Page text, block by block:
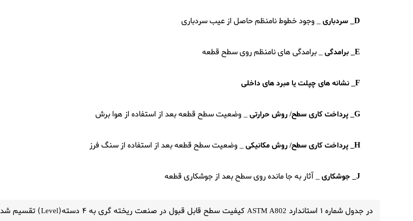
D_ سردباری_ وجود خطوط نامنظم حاصل از عیب سردباری
E_ برامدگی_ برامدگی های نامنظم روی سطح قطعه
F_ نشانه های چپلت یا مبرد های داخلی
G_ پرداخت کاری سطح/ روش حرارتی_ وضعیت سطح قطعه بعد از استفاده از هوا برش
H_ پرداخت کاری سطح/ روش مکانیکی_ وضعیت سطح قطعه بعد از استفاده از سنگ فرز
J_ جوشکاری_ آثار به جا مانده روی سطح بعد از جوشکاری قطعه
در جدول شماره 1 استاندارد ASTM A802 کیفیت سطح قابل قبول در صنعت ریخته گری به 4 دسته( Level